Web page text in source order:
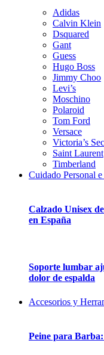
Adidas
Calvin Klein
Dsquared
Gant
Guess
Hugo Boss
Jimmy Choo
Levi’s
Moschino
Polaroid
Tom Ford
Versace
Victoria’s
Saint Laurent
Timberland
Cuidado Personal
Calzado Unisex
en España
Soporte lumbar
dolor de espalda
Accesorios y
Peine para